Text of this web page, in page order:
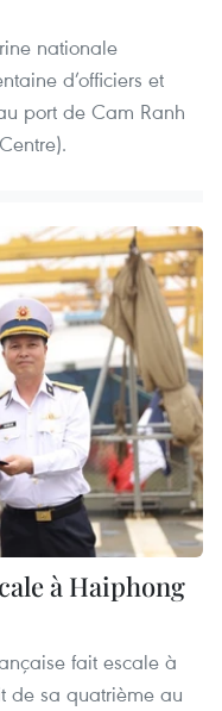
nationale
d’officiers et
port de Cam Ranh
à Haiphong
fait escale à
de sa quatrième au